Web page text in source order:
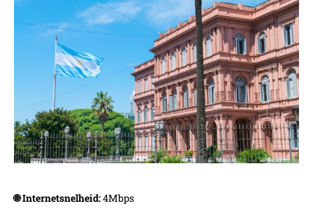
🌐 Internetsnelheid:4Mbps